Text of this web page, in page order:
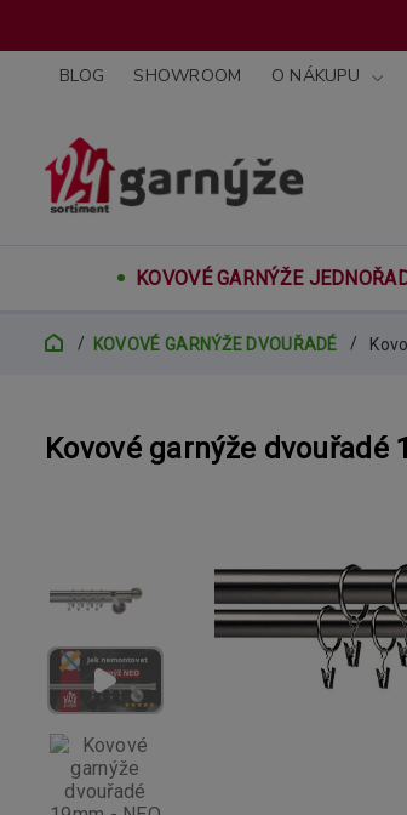
BLOG SHOWROOM O NÁKUPU
KOVOVÉ GARNÝŽE
KOVOVÉ GARNÝŽE DVOUŘADÉ
Kovové garnýže dvouřadé